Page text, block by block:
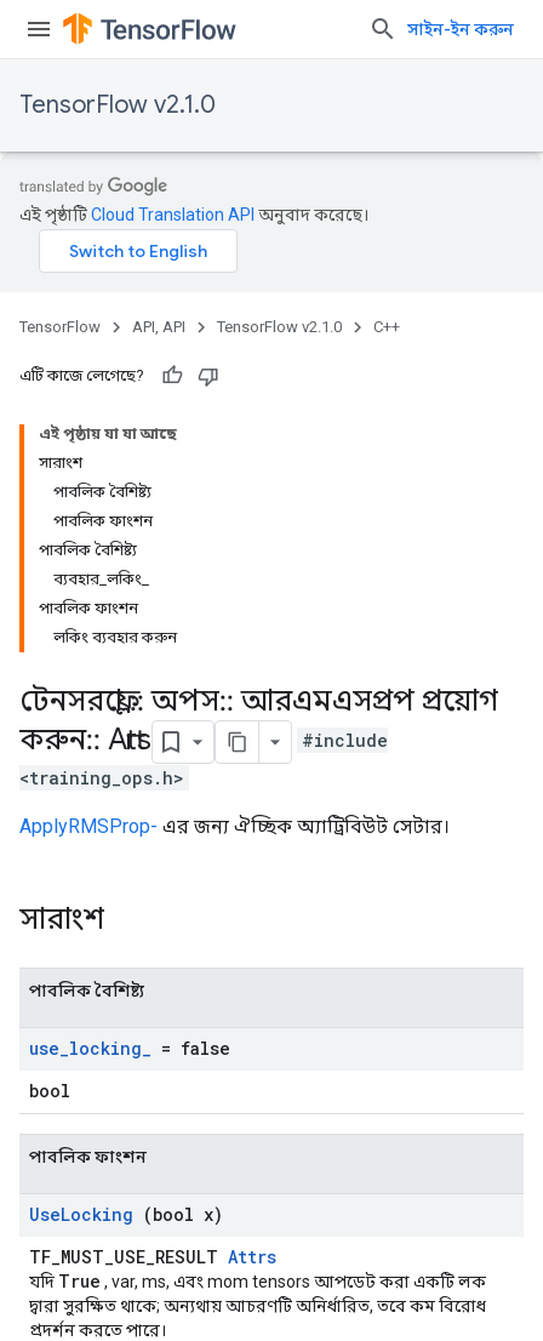
সাইন-ইন করুন
TensorFlow v2.1.0
এই পৃষ্ঠাটিCloud Translation API অনুবাদ করেছে।
TensorFlow API, API TensorFlow v2.1.0 C++
এটি কাজে লেগেছে?
এই পৃষ্ঠায় যা যা আছে
সারাংশ
পাবলিক বৈশিষ্ট্য
পাবলিক ফাংশন
পাবলিক বৈশিষ্ট্য
ব্যবহার_লকিং_
পাবলিক ফাংশন
লকিং ব্যবহার করুন
টেনসরফ্লো:: অপস:: আরএমএসপ্রপ প্রয়োগ
করুন:: Attrs
#include
<training_ops.h>
ApplyRMSProp- এর জন্য ঐচ্ছিক অ্যাট্রিবিউট সেটার।
সারাংশ
পাবলিক বৈশিষ্ট্য
use_locking_ = false
bool
পাবলিক ফাংশন
UseLocking (bool x)
TF_MUST_USE_RESULT Attrs
যদি True , var, ms, এবং mom tensors আপডেট করা একটি লক
দ্বারা সুরক্ষিত থাকে; অন্যথায় আচরণটি অনির্ধারিত, তবে কম বিরোধ
প্রদর্শন করতে পারে।